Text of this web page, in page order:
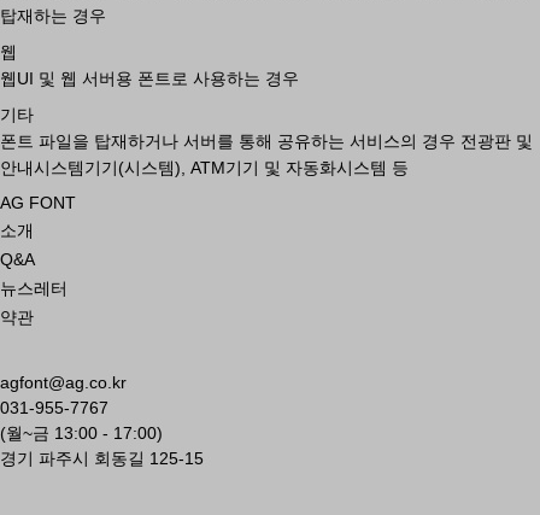
탑재하는 경우
웹
웹UI 및 웹 서버용 폰트로 사용하는 경우
기타
폰트 파일을 탑재하거나 서버를 통해 공유하는 서비스의 경우 전광판 및
안내시스템기기(시스템), ATM기기 및 자동화시스템 등
AG FONT
소개
Q&A
뉴스레터
약관
agfont@ag.co.kr
031-955-7767
(월~금 13:00 - 17:00)
경기 파주시 회동길 125-15